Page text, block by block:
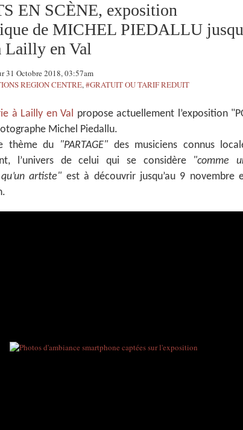
EN SCÈNE, exposition
de MICHEL PIEDALLU
Lailly en Val
31 Octobre 2018, 03:57am
REGION CENTRE,#GRATUIT OU TARIF REDUIT
à Lailly en Val propose actuellement l’exposition
Michel Piedallu.
thème du
"PARTAGE" des musiciens connus
l’univers de celui qui se considère "comme
artiste" est à découvrir jusqu’au 9 novembre